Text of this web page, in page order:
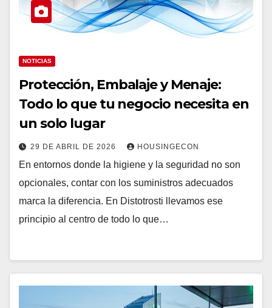
NOTICIAS
Protección, Embalaje y Menaje:
Todo lo que tu negocio necesita en
un solo lugar
29 DE ABRIL DE 2026 HOUSINGECON
En entornos donde la higiene y la seguridad no son
opcionales, contar con los suministros adecuados
marca la diferencia. En Distotrosti llevamos ese
principio al centro de todo lo que…